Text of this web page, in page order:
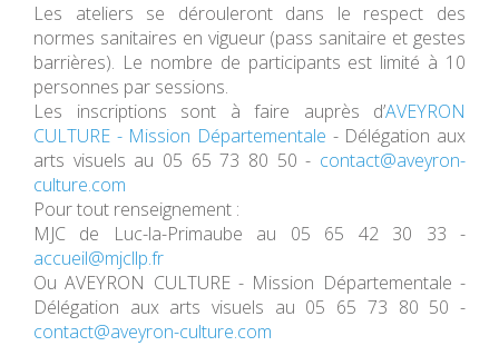
Les ateliers se dérouleront dans le respect des
normes sanitaires en vigueur (pass sanitaire et gestes
barrières). Le nombre de participants est limité à 10
personnes par sessions.
Les inscriptions sont à faire auprès d’AVEYRON
CULTURE - Mission Départementale - Délégation aux
arts visuels au 05 65 73 80 50 - contact@aveyron-
culture.com
Pour tout renseignement :
MJC de Luc-la-Primaube au 05 65 42 30 33 -
accueil@mjcllp.fr
Ou AVEYRON CULTURE - Mission Départementale -
Délégation aux arts visuels au 05 65 73 80 50 -
contact@aveyron-culture.com